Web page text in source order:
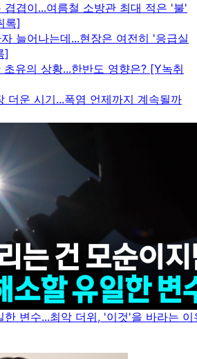
겹겹이...여름철 소방관 최대 적은 '불'
록]
늘어나는데...현장은 여전히 '응급실
]
유의 상황...한반도 영향은? [Y녹취
더운 시기...폭염 언제까지 계속될까
한 변수...최악 더위, '이것'을 바라는